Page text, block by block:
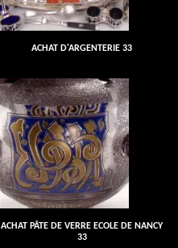
ACHAT D'ARGENTERIE 33
ACHAT PÂTE DE VERRE ECOLE DE NANCY
33